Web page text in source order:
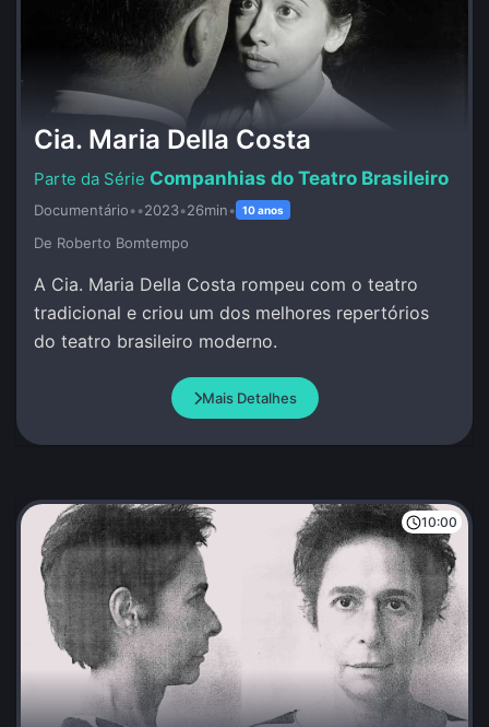
Cia. Maria Della Costa
Companhias do Teatro Brasileiro
Documentário••2023•26min• 10 anos
De Roberto Bomtempo
A Cia. Maria Della Costa rompeu com o teatro
tradicional e criou um dos melhores repertórios
do teatro brasileiro moderno.
Mais Detalhes
10:00